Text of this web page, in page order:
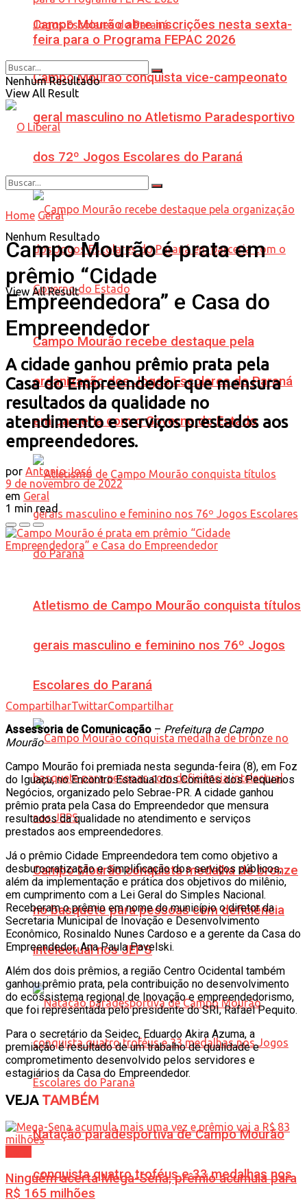
Campo Mourão conquista vice-campeonato
geral masculino no Atletismo Paradesportivo
dos 72º Jogos Escolares do Paraná
Campo Mourão recebe destaque pela
organização dos Jogos Escolares do Paraná
em parceria com o Governo do Estado
Atletismo de Campo Mourão conquista títulos
gerais masculino e feminino nos 76º Jogos
Escolares do Paraná
Campo Mourão conquista medalha de bronze
no basquete para pessoas com deficiência
intelectual nos JEPS
Natação paradesportiva de Campo Mourão
conquista quatro troféus e 33 medalhas nos
Campo Mourão abre inscrições nesta sexta-
feira para o Programa FEPAC 2026
Nenhum Resultado
View All Result
Nenhum Resultado
View All Result
Home Geral
Campo Mourão é prata em
prêmio “Cidade
Empreendedora” e Casa do
Empreendedor
A cidade ganhou prêmio prata pela
Casa do Empreendedor que mensura
resultados da qualidade no
atendimento e serviços prestados aos
empreendedores.
por Antonio José
9 de novembro de 2022
em Geral
1 min read
CompartilharTwittarCompartilhar
Assessoria de Comunicação – Prefeitura de Campo
Mourão
Campo Mourão foi premiada nesta segunda-feira (8), em Foz
do Iguaçu, no Encontro Estadual dos Comitês dos Pequenos
Negócios, organizado pelo Sebrae-PR. A cidade ganhou
prêmio prata pela Casa do Empreendedor que mensura
resultados da qualidade no atendimento e serviços
prestados aos empreendedores.
Já o prêmio Cidade Empreendedora tem como objetivo a
desburocratização e simplificação dos serviços públicos,
além da implementação e prática dos objetivos do milênio,
em cumprimento com a Lei Geral do Simples Nacional.
Receberam o prêmio em nome do município o diretor da
Secretaria Municipal de Inovação e Desenvolvimento
Econômico, Rosinaldo Nunes Cardoso e a gerente da Casa do
Empreendedor, Ana Paula Pavelski.
Além dos dois prêmios, a região Centro Ocidental também
ganhou prêmio prata, pela contribuição no desenvolvimento
do ecossistema regional de Inovação e empreendedorismo,
que foi representada pelo presidente do SRI, Rafael Pequito.
Para o secretário da Seidec, Eduardo Akira Azuma, a
premiação é resultado de um trabalho de qualidade e
comprometimento desenvolvido pelos servidores e
estagiários da Casa do Empreendedor.
VEJATAMBÉM
Ninguém acerta Mega-Sena; prêmio acumula para
R$ 165 milhões